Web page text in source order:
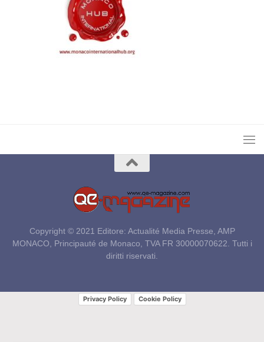
Copyright © 2021 Editore: Actualité Media Presse, AMP
MONACO, Principauté de Monaco, TVA FR 30000070622. Tutti i
diritti riservati.
Privacy Policy Cookie Policy